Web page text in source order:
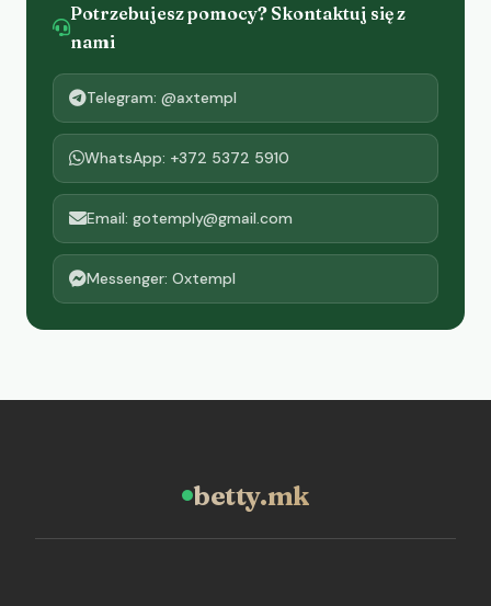
Potrzebujesz pomocy? Skontaktuj się z
nami
Telegram: @axtempl
WhatsApp: +372 5372 5910
Email: gotemply@gmail.com
Messenger: Oxtempl
betty.mk